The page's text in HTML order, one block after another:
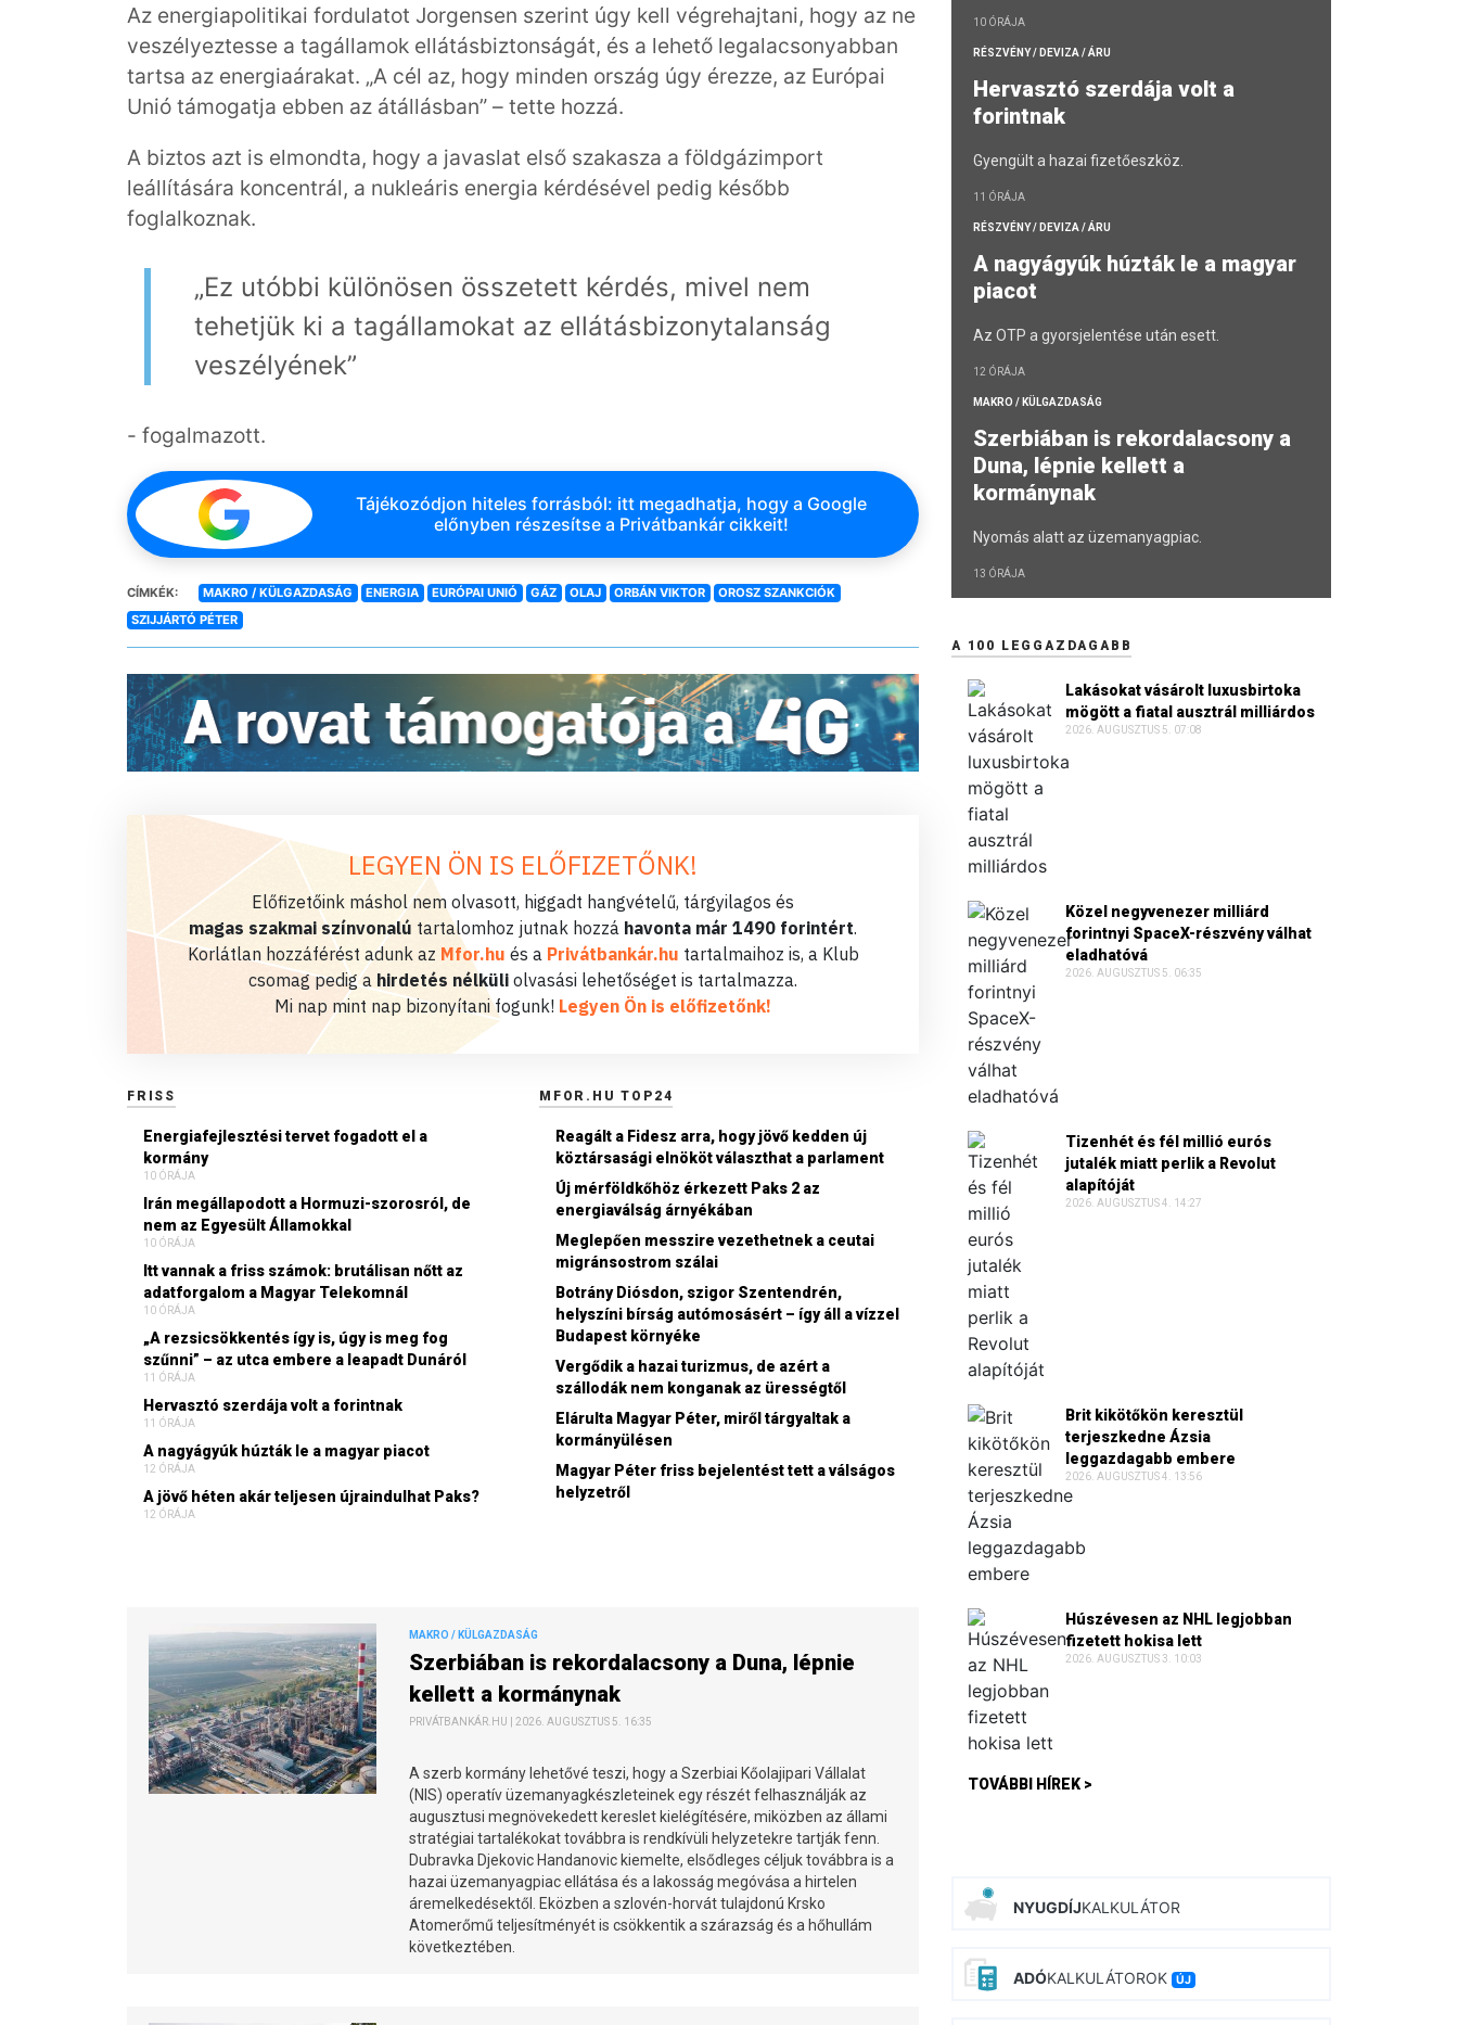
Az energiapolitikai fordulatot Jorgensen szerint úgy kell végrehajtani, hogy az ne
veszélyeztesse a tagállamok ellátásbiztonságát, és a lehető legalacsonyabban
tartsa az energiaárakat. „A cél az, hogy minden ország úgy érezze, az Európai
Unió támogatja ebben az átállásban” – tette hozzá.
A biztos azt is elmondta, hogy a javaslat első szakasza a földgázimport
leállítására koncentrál, a nukleáris energia kérdésével pedig később
foglalkoznak.
„Ez utóbbi különösen összetett kérdés, mivel nem
tehetjük ki a tagállamokat az ellátásbizonytalanság
veszélyének”
- fogalmazott.
Tájékozódjon hiteles forrásból: itt megadhatja, hogy a Google
előnyben részesítse a Privátbankár cikkeit!
CÍMKÉK: MAKRO / KÜLGAZDASÁG ENERGIA EURÓPAI UNIÓ GÁZ OLAJ ORBÁN VIKTOR
OROSZ SZANKCIÓK
SZIJJÁRTÓ PÉTER
LEGYEN ÖN IS ELŐFIZETŐNK!
Előfizetőink máshol nem olvasott, higgadt hangvételű, tárgyilagos és
magas szakmai színvonalú tartalomhoz jutnak hozzá havonta már 1490 forintért.
Korlátlan hozzáférést adunk az Mfor.hu és a Privátbankár.hu tartalmaihoz is, a Klub
csomag pedig a hirdetés nélküli olvasási lehetőséget is tartalmazza.
Mi nap mint nap bizonyítani fogunk! Legyen Ön is előfizetőnk!
FRISS
Energiafejlesztési tervet fogadott el a
kormány
10 ÓRÁJA
Irán megállapodott a Hormuzi-szorosról, de
nem az Egyesült Államokkal
10 ÓRÁJA
Itt vannak a friss számok: brutálisan nőtt az
adatforgalom a Magyar Telekomnál
10 ÓRÁJA
„A rezsicsökkentés így is, úgy is meg fog
szűnni” – az utca embere a leapadt Dunáról
11 ÓRÁJA
Hervasztó szerdája volt a forintnak
11 ÓRÁJA
A nagyágyúk húzták le a magyar piacot
12 ÓRÁJA
A jövő héten akár teljesen újraindulhat Paks?
12 ÓRÁJA
MFOR.HU TOP24
Reagált a Fidesz arra, hogy jövő kedden új
köztársasági elnököt választhat a parlament
Új mérföldkőhöz érkezett Paks 2 az
energiaválság árnyékában
Meglepően messzire vezethetnek a ceutai
migránsostrom szálai
Botrány Diósdon, szigor Szentendrén,
helyszíni bírság autómosásért – így áll a vízzel
Budapest környéke
Vergődik a hazai turizmus, de azért a
szállodák nem konganak az ürességtől
Elárulta Magyar Péter, miről tárgyaltak a
kormányülésen
Magyar Péter friss bejelentést tett a válságos
helyzetről
MAKRO / KÜLGAZDASÁG
Szerbiában is rekordalacsony a Duna, lépnie
kellett a kormánynak
PRIVÁTBANKÁR.HU | 2026. AUGUSZTUS 5. 16:35
A szerb kormány lehetővé teszi, hogy a Szerbiai Kőolajipari Vállalat
(NIS) operatív üzemanyagkészleteinek egy részét felhasználják az
augusztusi megnövekedett kereslet kielégítésére, miközben az állami
stratégiai tartalékokat továbbra is rendkívüli helyzetekre tartják fenn.
Dubravka Djekovic Handanovic kiemelte, elsődleges céljuk továbbra is a
hazai üzemanyagpiac ellátása és a lakosság megóvása a hirtelen
áremelkedésektől. Eközben a szlovén-horvát tulajdonú Krsko
Atomerőmű teljesítményét is csökkentik a szárazság és a hőhullám
következtében.
10 ÓRÁJA
RÉSZVÉNY / DEVIZA / ÁRU
Hervasztó szerdája volt a
forintnak
Gyengült a hazai fizetőeszköz.
11 ÓRÁJA
RÉSZVÉNY / DEVIZA / ÁRU
A nagyágyúk húzták le a magyar
piacot
Az OTP a gyorsjelentése után esett.
12 ÓRÁJA
MAKRO / KÜLGAZDASÁG
Szerbiában is rekordalacsony a
Duna, lépnie kellett a
kormánynak
Nyomás alatt az üzemanyagpiac.
13 ÓRÁJA
A 100 LEGGAZDAGABB
Lakásokat vásárolt luxusbirtoka
mögött a fiatal ausztrál milliárdos
2026. AUGUSZTUS 5. 07:08
Közel negyvenezer milliárd
forintnyi SpaceX-részvény válhat
eladhatóvá
2026. AUGUSZTUS 5. 06:35
Tizenhét és fél millió eurós
jutalék miatt perlik a Revolut
alapítóját
2026. AUGUSZTUS 4. 14:27
Brit kikötőkön keresztül
terjeszkedne Ázsia
leggazdagabb embere
2026. AUGUSZTUS 4. 13:56
Húszévesen az NHL legjobban
fizetett hokisa lett
2026. AUGUSZTUS 3. 10:03
TOVÁBBI HÍREK >
NYUGDÍJKALKULÁTOR
ADÓKALKULÁTOROK ÚJ